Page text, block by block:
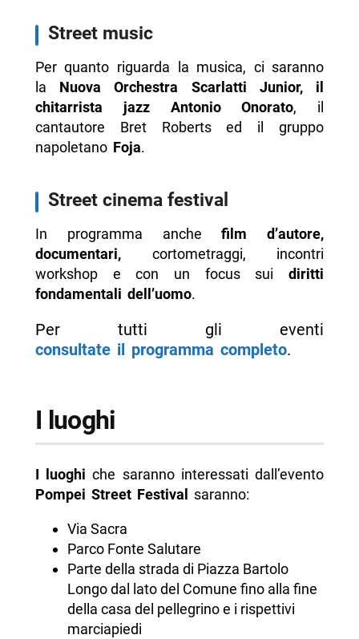
Street music
Per quanto riguarda la musica, ci saranno
la Nuova Orchestra Scarlatti Junior, il
chitarrista jazz Antonio Onorato, il
cantautore Bret Roberts ed il gruppo
napoletano Foja.
Street cinema festival
In programma anche film d’autore,
documentari,cortometraggi, incontri
workshop e con un focus suidiritti
fondamentali dell’uomo.
Per tutti gli eventi
consultate il programma completo.
I luoghi
I luoghi che saranno interessati dall’evento
Pompei Street Festival
saranno:
Via Sacra
Parco Fonte Salutare
Parte della strada di Piazza Bartolo
Longo dal lato del Comune fino alla fine
della casa del pellegrino e i rispettivi
marciapiedi